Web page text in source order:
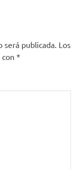
será publicada. Los
*